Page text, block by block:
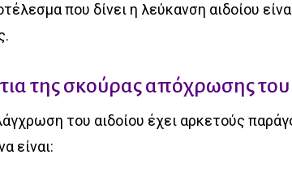
που δίνει η λεύκανση αιδοίου
της σκούρας απόχρωσης του
του αιδοίου έχει αρκετούς
είναι: